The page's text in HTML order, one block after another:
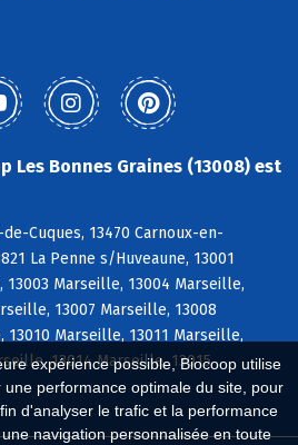
expérience possible, Biocoop utilise
performance optimale du site, pour
d'analyser le trafic et la performance
navigation personnalisée en toute
Les Bonnes Graines (13008) est
Cuques, 13470 Carnoux-en-
La Penne s/Huveaune, 13001
Marseille, 13004 Marseille,
13007 Marseille, 13008
Marseille, 13011 Marseille,
13014 Marseille, 13015